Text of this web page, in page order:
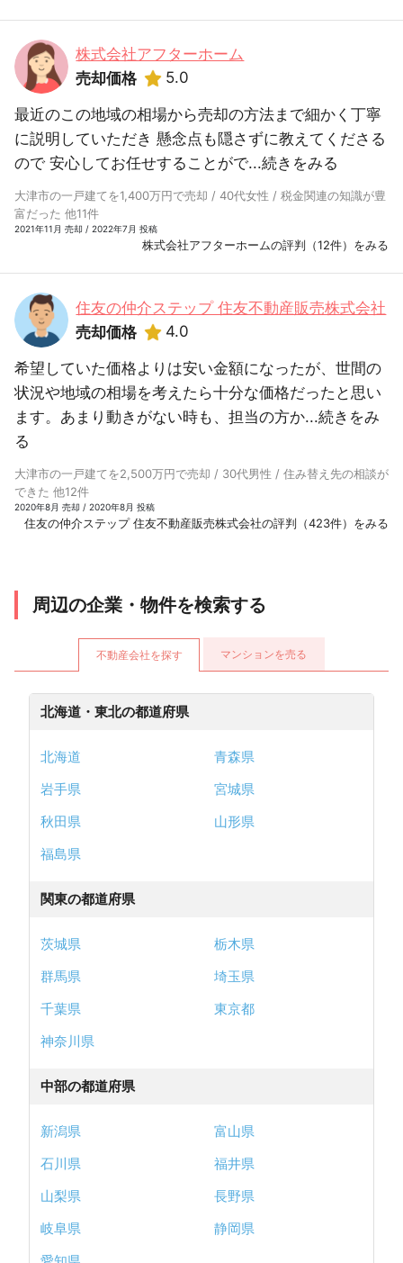
株式会社アフターホーム
売却価格
5.0
最近のこの地域の相場から売却の方法まで細かく丁寧
に説明していただき 懸念点も隠さずに教えてくださる
ので 安心してお任せすることがで...続きをみる
大津市の一戸建てを1,400万円で売却 / 40代女性 / 税金関連の知識が豊
富だった 他11件
2021年11月 売却 / 2022年7月 投稿
株式会社アフターホームの評判（12件）をみる
住友の仲介ステップ 住友不動産販売株式会社
売却価格
4.0
希望していた価格よりは安い金額になったが、世間の
状況や地域の相場を考えたら十分な価格だったと思い
ます。あまり動きがない時も、担当の方か...続きをみ
る
大津市の一戸建てを2,500万円で売却 / 30代男性 / 住み替え先の相談が
できた 他12件
2020年8月 売却 / 2020年8月 投稿
住友の仲介ステップ 住友不動産販売株式会社の評判（423件）をみる
周辺の企業・物件を検索する
不動産会社を探す マンションを売る
北海道・東北の都道府県
北海道
青森県
岩手県
宮城県
秋田県
山形県
福島県
関東の都道府県
茨城県
栃木県
群馬県
埼玉県
千葉県
東京都
神奈川県
中部の都道府県
新潟県
富山県
石川県
福井県
山梨県
長野県
岐阜県
静岡県